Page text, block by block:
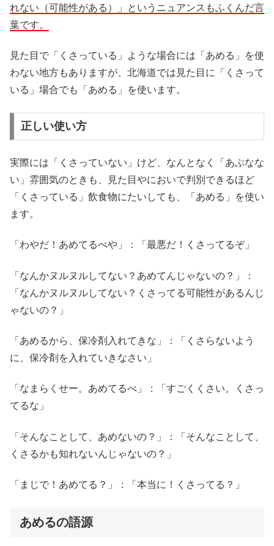
れない（可能性がある）」というニュアンスもふくんだ言
葉です。
見た目で「くさっている」ような場合には「あめる」を使
わない地方もありますが、北海道では見た目に「くさって
いる」場合でも「あめる」を使います。
正しい使い方
実際には「くさっていない」けど、なんとなく「あぶなな
い」雰囲気のときも、見た目やにおいで判別できるほど
「くさっている」飲食物にたいしても、「あめる」を使い
ます。
「わやだ！あめてるべや」：「最悪だ！くさってるぞ」
「なんかヌルヌルしてない？あめてんじゃないの？」：
「なんかヌルヌルしてない？くさってる可能性があるんじ
ゃないの？」
「あめるから、保冷剤入れてきな」：「くさらないよう
に、保冷剤を入れていきなさい」
「なまらくせー。あめてるべ」：「すごくくさい。くさっ
てるな」
「そんなことして、あめないの？」：「そんなことして、
くさるかも知れないんじゃないの？」
「まじで！あめてる？」：「本当に！くさってる？」
あめるの語源